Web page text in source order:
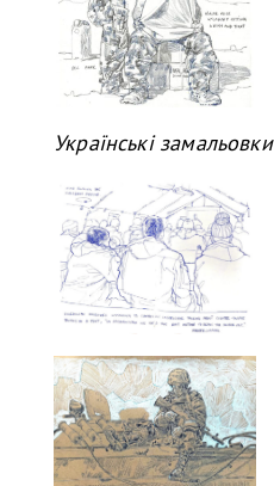
Українські замальовки